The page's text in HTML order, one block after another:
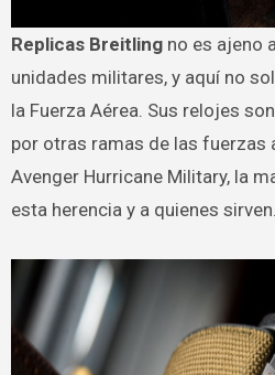
Replicas Breitlingno es ajeno
unidades militares, y aquí no
la Fuerza Aérea. Sus relojes
por otras ramas de las fuerzas
Avenger Hurricane Military, la
esta herencia y a quienes sirven.